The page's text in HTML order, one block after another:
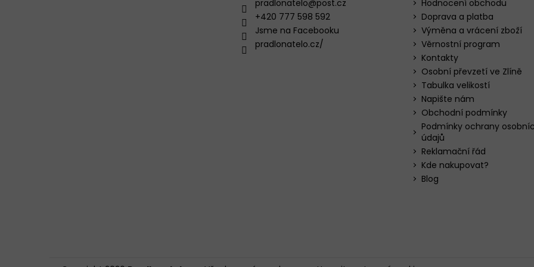
pradlonatelo@post.cz
+420 777 598 592
Jsme na Facebooku
pradlonatelo.cz/
Hodnocení obchodu
Doprava a platba
Výměna a vrácení zboží
Věrnostní program
Kontakty
Osobní převzetí ve Zlíně
Tabulka velikostí
Napište nám
Obchodní podmínky
Podmínky ochrany
údajů
Reklamační řád
Kde nakupovat?
Blog